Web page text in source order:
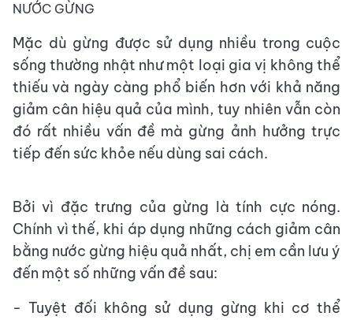
NƯỚC GỪNG
Mặc dù gừng được sử dụng nhiều trong cuộc
sống thường nhật như một loại gia vị không thể
thiếu và ngày càng phổ biến hơn với khả năng
giảm cân hiệu quả của mình, tuy nhiên vẫn còn
đó rất nhiều vấn đề mà gừng ảnh hưởng trực
tiếp đến sức khỏe nếu dùng sai cách.
Bởi vì đặc trưng của gừng là tính cực nóng.
Chính vì thế, khi áp dụng những cách giảm cân
bằng nước gừng hiệu quả nhất, chị em cần lưu ý
đến một số những vấn đề sau:
- Tuyệt đối không sử dụng gừng khi cơ thể